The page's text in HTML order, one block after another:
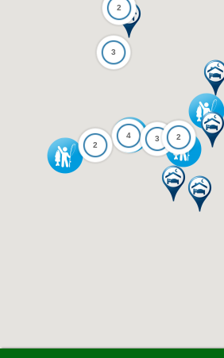
4
3
2
3
2
2